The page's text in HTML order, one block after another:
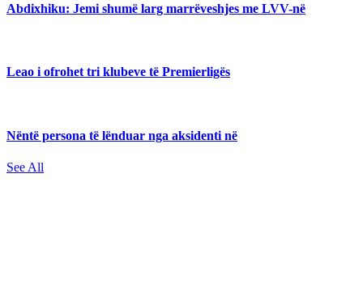
Abdixhiku: Jemi shumë larg marrëveshjes me LVV-në
Leao i ofrohet tri klubeve të Premierligës
Nëntë persona të lënduar nga aksidenti në
See All